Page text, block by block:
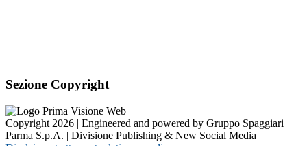
Sezione Copyright
Copyright 2026 | Engineered and powered by Gruppo Spaggiari
Parma S.p.A. | Divisione Publishing & New Social Media